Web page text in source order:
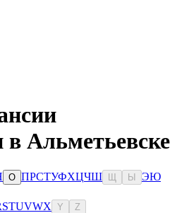
в Альметьевске
О ПРСТУФХЦЧШ Ы ЭЮ
STUVWX Y Z